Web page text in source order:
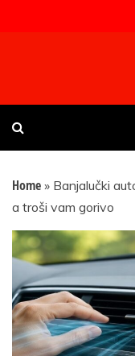
Faktor
Uvijek presudan
Home » Banjalučki
a troši vam gorivo